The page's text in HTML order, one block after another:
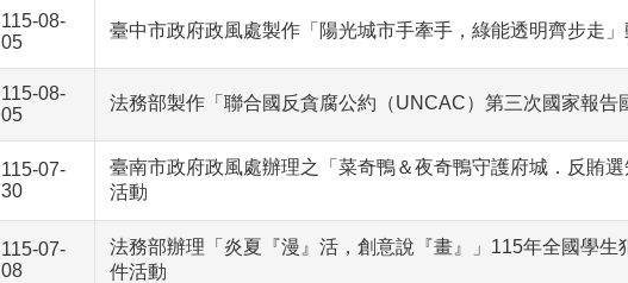
115-08-
05
臺中市政府政風處製作「陽光城市手牽手，綠能透明齊步走
115-08-
05
法務部製作「聯合國反貪腐公約（UNCAC）第三次國家報告
115-07-
30
臺南市政府政風處辦理之「菜奇鴨＆夜奇鴨守護府城．反賄
活動
115-07-
08
法務部辦理「炎夏『漫』活，創意說『畫』」115年全國學生
件活動